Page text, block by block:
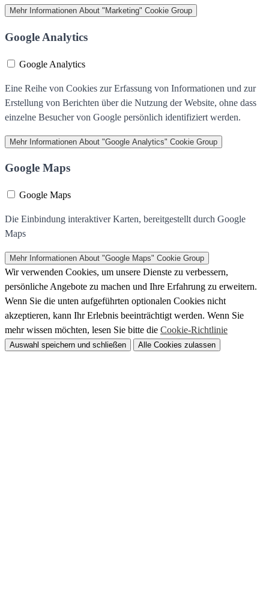
Mehr Informationen About "Marketing" Cookie Group
Google Analytics
Google Analytics
Eine Reihe von Cookies zur Erfassung von Informationen und zur
Erstellung von Berichten über die Nutzung der Website, ohne dass
einzelne Besucher von Google persönlich identifiziert werden.
Mehr Informationen About "Google Analytics" Cookie Group
Google Maps
Google Maps
Die Einbindung interaktiver Karten, bereitgestellt durch Google
Maps
Mehr Informationen About "Google Maps" Cookie Group
Wir verwenden Cookies, um unsere Dienste zu verbessern,
persönliche Angebote zu machen und Ihre Erfahrung zu erweitern.
Wenn Sie die unten aufgeführten optionalen Cookies nicht
akzeptieren, kann Ihr Erlebnis beeinträchtigt werden. Wenn Sie
mehr wissen möchten, lesen Sie bitte die Cookie-Richtlinie
Auswahl speichern und schließen Alle Cookies zulassen